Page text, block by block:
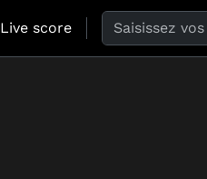
Live score Search the